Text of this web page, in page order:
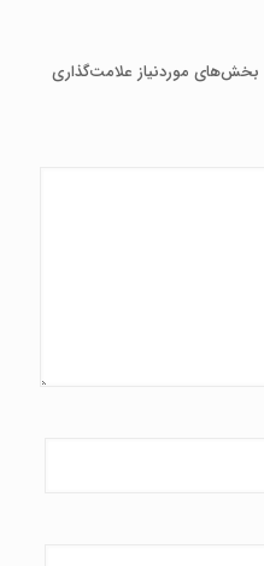
بخش‌های موردنیاز علامت‌گذاری